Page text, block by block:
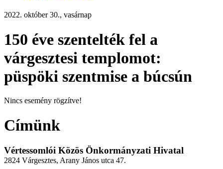
2022. október 30., vasárnap
150 éve szentelték fel a
várgesztesi templomot:
püspöki szentmise a búcsún
Nincs esemény rögzítve!
Címünk
Vértessomlói Közös Önkormányzati Hivatal
2824 Várgesztes, Arany János utca 47.